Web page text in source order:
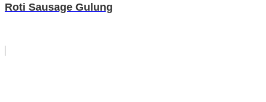
Roti Sausage Gulung